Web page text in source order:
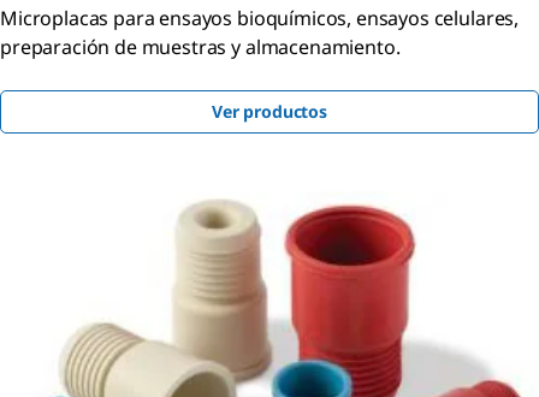
Microplacas para ensayos bioquímicos, ensayos celulares,
preparación de muestras y almacenamiento.
Ver productos